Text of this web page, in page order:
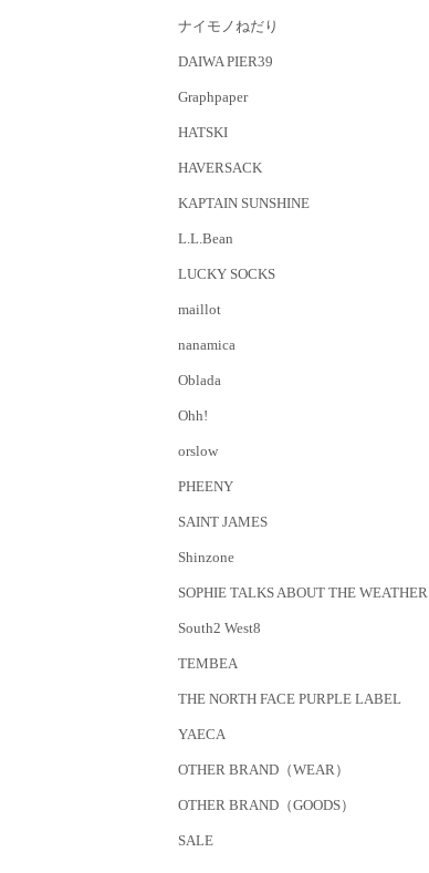
ナイモノねだり
DAIWA PIER39
Graphpaper
HATSKI
HAVERSACK
KAPTAIN SUNSHINE
L.L.Bean
LUCKY SOCKS
maillot
nanamica
Oblada
Ohh!
orslow
PHEENY
SAINT JAMES
Shinzone
SOPHIE TALKS ABOUT THE WEATHER
South2 West8
TEMBEA
THE NORTH FACE PURPLE LABEL
YAECA
OTHER BRAND（WEAR）
OTHER BRAND（GOODS）
SALE